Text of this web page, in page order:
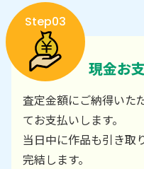
Step03
現金お
査定金額にご納得いた
てお支払いします。
当日中に作品も引き取
完結します。